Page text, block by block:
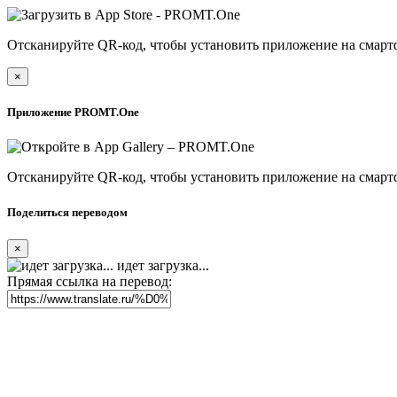
Отсканируйте QR-код, чтобы установить приложение на
×
Приложение PROMT.One
Отсканируйте QR-код, чтобы установить приложение на
Поделиться переводом
×
идет загрузка...
Прямая ссылка на перевод: